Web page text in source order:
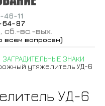
46-11
64-87
, сб -вс -вых.
всем вопросам)
ЗАГРАДИТЕЛЬНЫЕ ЗНАКИ
утяжелитель УД-6
УД-6